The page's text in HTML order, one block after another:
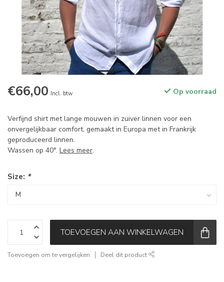
€66,00 Incl. btw Op voorraad
Verfijnd shirt met lange mouwen in zuiver linnen voor een
onvergelijkbaar comfort, gemaakt in Europa met in Frankrijk
geproduceerd linnen.
Wassen op 40°. Lees meer.
Size: *
TOEVOEGEN AAN WINKELWAGEN
Toevoegen om te vergelijken Deel dit product